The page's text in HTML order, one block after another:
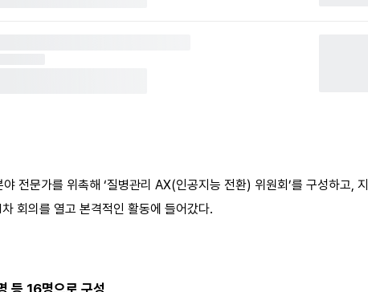
전문가를 위촉해 ‘질병관리 AX(인공지능 전환) 위원회’를 구성하고, 지
회의를 열고 본격적인 활동에 들어갔다.
등 16명으로 구성